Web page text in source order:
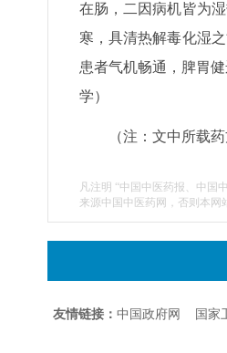
在肠，二因病机皆为
寒，具清热解毒化湿
患者气机畅通，脾胃
学）
（注：文中所载
凡注明 “中国中医药报、中国
来源中国中医药网，否则本网
友情链接： 中国政府网 国家